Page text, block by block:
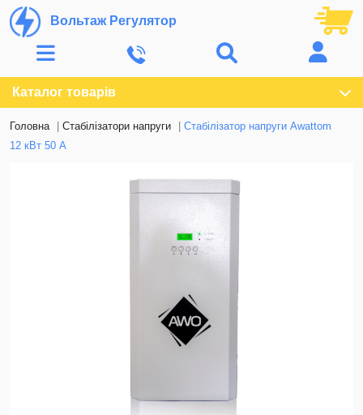
Вольтаж Регулятор
Каталог товарів
Головна Стабілізатори напруги
Стабілізатор напруги Awattom
12 кВт 50 А